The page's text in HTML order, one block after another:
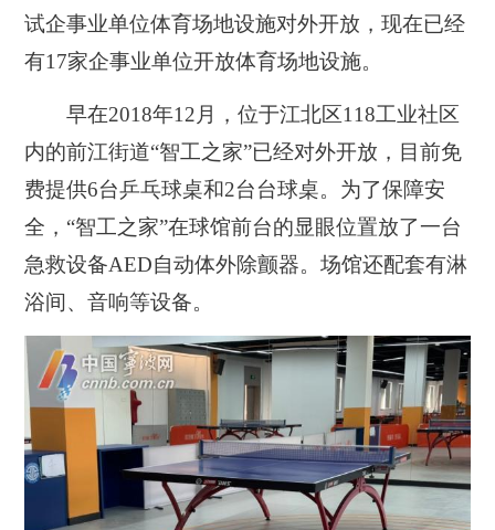
试企事业单位体育场地设施对外开放，现在已经
有17家企事业单位开放体育场地设施。
早在2018年12月，位于江北区118工业社区
内的前江街道“智工之家”已经对外开放，目前免
费提供6台乒乓球桌和2台台球桌。为了保障安
全，“智工之家”在球馆前台的显眼位置放了一台
急救设备AED自动体外除颤器。场馆还配套有淋
浴间、音响等设备。